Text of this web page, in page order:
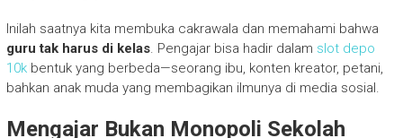
Inilah saatnya kita membuka cakrawala dan memahami bahwa
guru tak harus di kelas. Pengajar bisa hadir dalam slot depo
10kbentuk yang berbeda—seorang ibu, konten kreator, petani,
bahkan anak muda yang membagikan ilmunya di media sosial.
Mengajar Bukan Monopoli Sekolah